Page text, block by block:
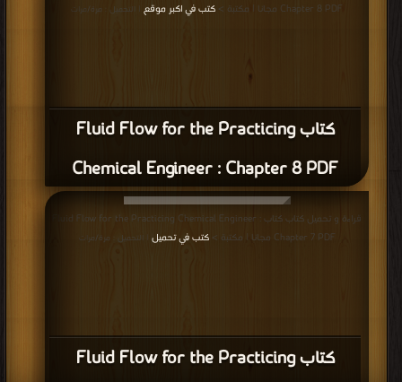
كتاب Fluid Flow for the Practicing
Chemical Engineer : Chapter 8 PDF
Chapter 8 PDF مجانا | مكتبة >
كتب في اكبر موقع | التحميل : مرة/مرات
كتاب Fluid Flow for the Practicing
قراءة و تحميل كتاب كتاب Fluid Flow for the Practicing Chemical Engineer :
Chapter 7 PDF مجانا | مكتبة >
كتب في تحميل | التحميل : مرة/مرات